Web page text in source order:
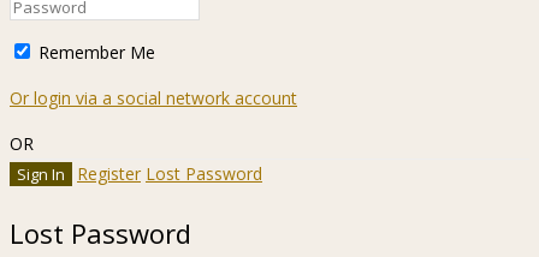
Remember Me
Or login via a social network account
OR
Register Lost Password
Lost Password